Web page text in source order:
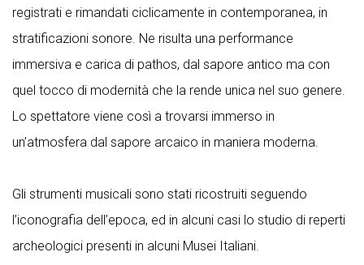
registrati e rimandati ciclicamente in contemporanea, in
stratificazioni sonore. Ne risulta una performance
immersiva e carica di pathos, dal sapore antico ma con
quel tocco di modernità che la rende unica nel suo genere.
Lo spettatore viene così a trovarsi immerso in
un’atmosfera dal sapore arcaico in maniera moderna.
Gli strumenti musicali sono stati ricostruiti seguendo
l’iconografia dell’epoca, ed in alcuni casi lo studio di reperti
archeologici presenti in alcuni Musei Italiani.